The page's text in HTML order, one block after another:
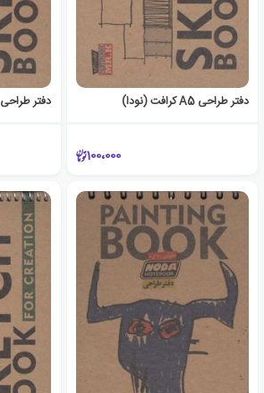
دفتر طراحی A5 کرافت (نودا)
100،000
دفتر طراحی A5 کرافت (نودا)